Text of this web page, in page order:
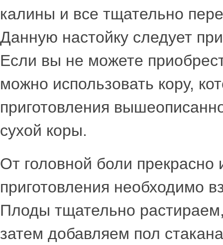
калины и все тщательно
Данную настойку следует
Если вы не можете
можно использовать кору,
приготовления
сухой коры.
От головной боли прекрасно
приготовления необходимо
Плоды тщательно
затем добавляем пол